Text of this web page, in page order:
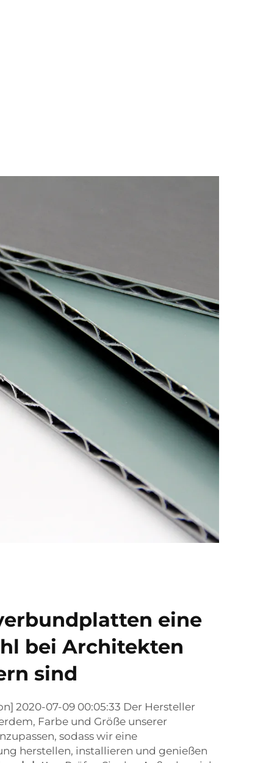
eine
bei Architekten
sind
2020-07-09 00:05:33 Der Hersteller
Farbe und Größe unserer
sodass wir eine
herstellen, installieren und genießen